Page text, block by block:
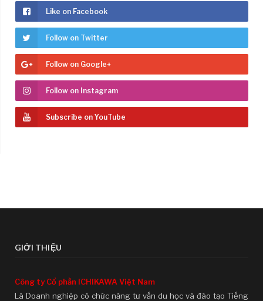
Like on Facebook
Follow on Twitter
Follow on Google+
Follow on Instagram
Subscribe on YouTube
GIỚI THIỆU
Công ty Cổ phần ICHIKAWA Việt Nam
Là Doanh nghiệp có chức năng tư vấn du học và đào tạo Tiếng